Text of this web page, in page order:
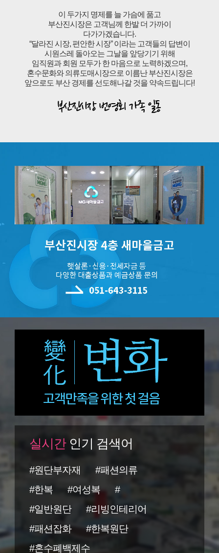
이 두가지 명제를 늘 가슴에 품고
부산진시장은 고객님께 한발 더 가까이
다가가겠습니다.
“달라진 시장, 편안한 시장” 이라는 고객들의 답변이
시원스레 돌아오는 그날을 앞당기기 위해
임직원과 회원 모두가 한 마음으로 노력하겠으며,
혼수문화와 의류도매시장으로 이름난 부산진시장은
앞으로도 부산 경제를 선도해나갈 것을 약속드립니다!
실시간인기 검색어
#원단부자재
#패션의류
#한복
#여성복
#
#일반원단
#리빙인테리어
#패션잡화
#한복원단
#혼수폐백제수